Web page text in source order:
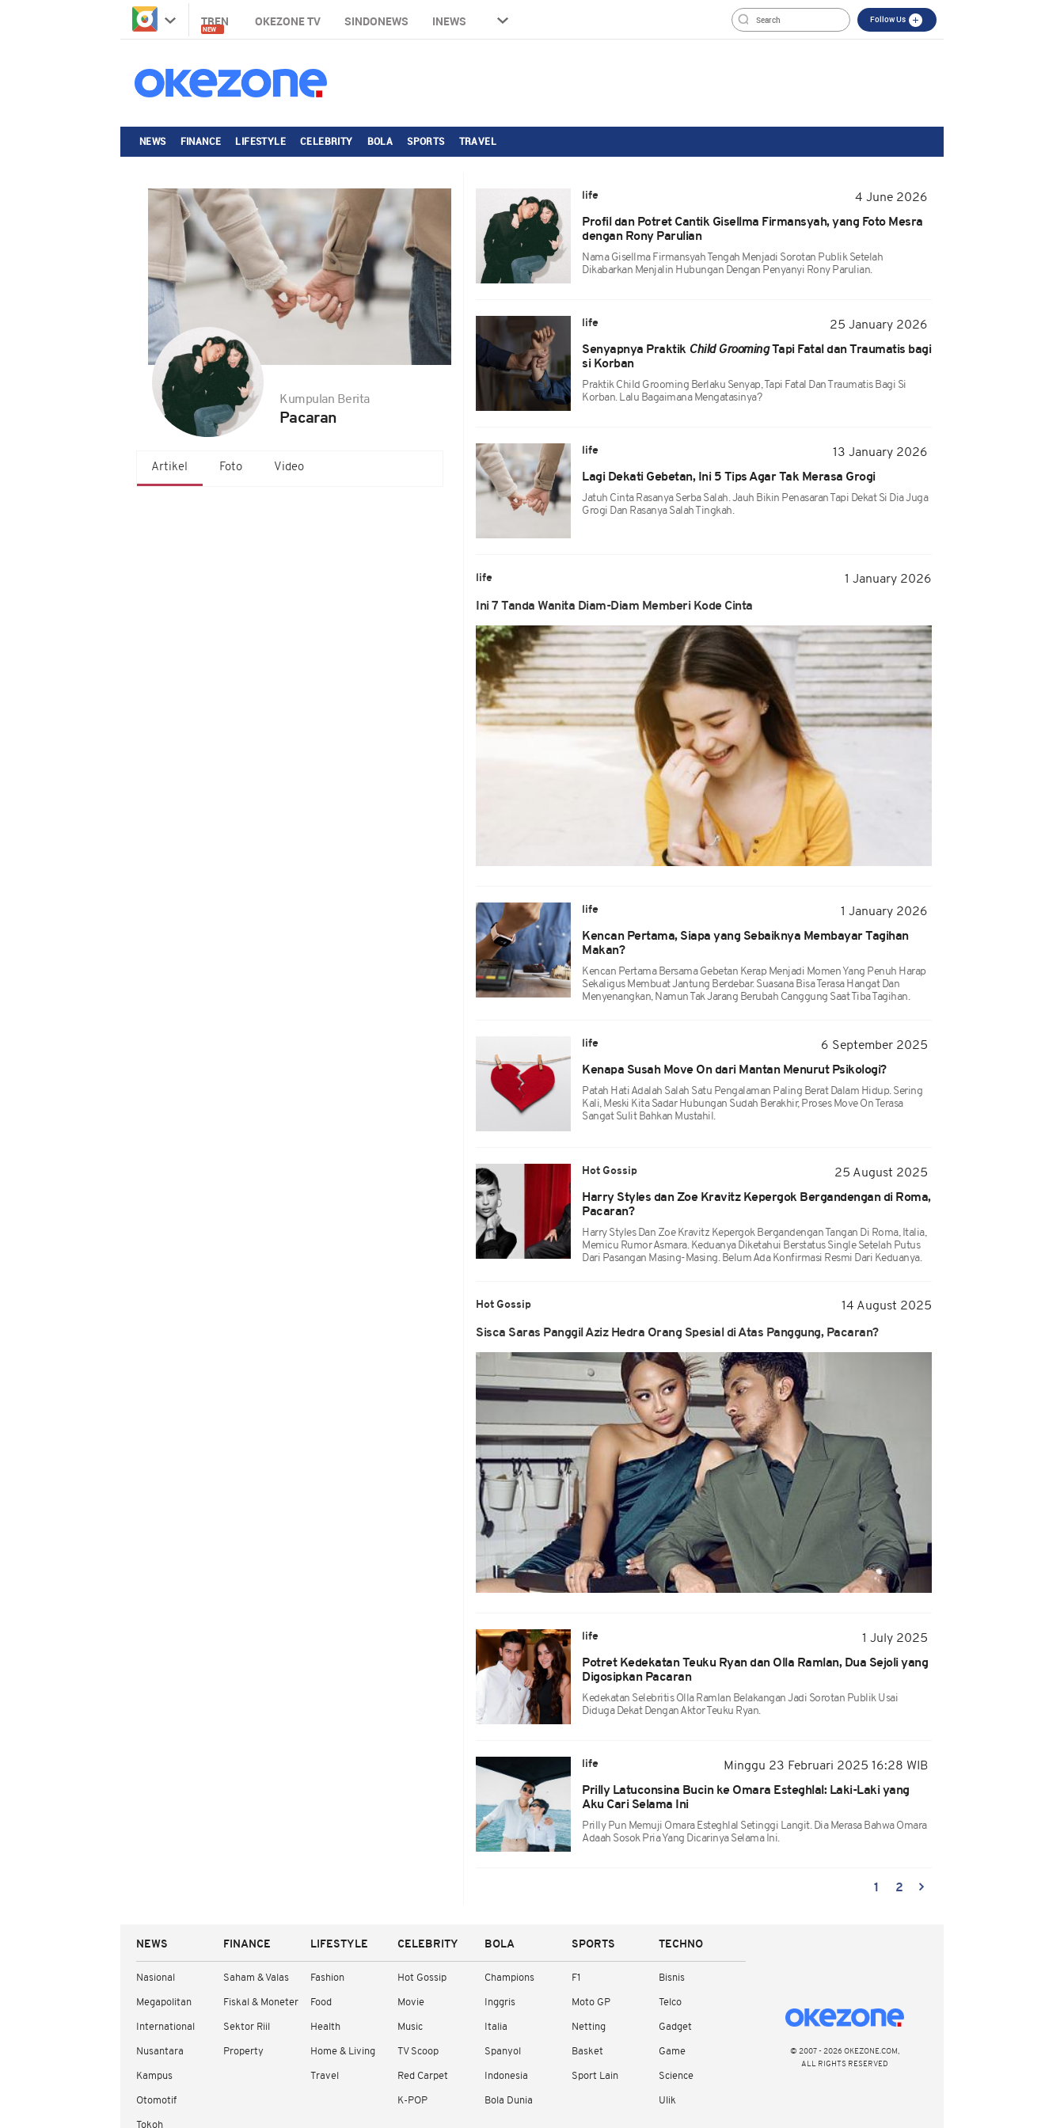
TREN
NEW
OKEZONE TV SINDONEWS INEWS Follow Us
NEWS FINANCE LIFESTYLE CELEBRITY BOLA SPORTS TRAVEL
Kumpulan Berita
Pacaran
Artikel Foto Video
life
4 June 2026
Profil dan Potret Cantik Gisellma Firmansyah, yang Foto Mesra
dengan Rony Parulian
Nama Gisellma Firmansyah Tengah Menjadi Sorotan Publik Setelah
Dikabarkan Menjalin Hubungan Dengan Penyanyi Rony Parulian.
life
25 January 2026
Senyapnya Praktik Child GroomingTapi Fatal dan Traumatis bagi
si Korban
Praktik Child Grooming Berlaku Senyap, Tapi Fatal Dan Traumatis Bagi Si
Korban. Lalu Bagaimana Mengatasinya?
life
13 January 2026
Lagi Dekati Gebetan, Ini 5 Tips Agar Tak Merasa Grogi
Jatuh Cinta Rasanya Serba Salah. Jauh Bikin Penasaran Tapi Dekat Si Dia Juga
Grogi Dan Rasanya Salah Tingkah.
life 1 January 2026
Ini 7 Tanda Wanita Diam-Diam Memberi Kode Cinta
life
1 January 2026
Kencan Pertama, Siapa yang Sebaiknya Membayar Tagihan
Makan?
Kencan Pertama Bersama Gebetan Kerap Menjadi Momen Yang Penuh Harap
Sekaligus Membuat Jantung Berdebar. Suasana Bisa Terasa Hangat Dan
Menyenangkan, Namun Tak Jarang Berubah Canggung Saat Tiba Tagihan.
life
6 September 2025
Kenapa Susah Move On dari Mantan Menurut Psikologi?
Patah Hati Adalah Salah Satu Pengalaman Paling Berat Dalam Hidup. Sering
Kali, Meski Kita Sadar Hubungan Sudah Berakhir, Proses Move On Terasa
Sangat Sulit Bahkan Mustahil.
Hot Gossip
25 August 2025
Harry Styles dan Zoe Kravitz Kepergok Bergandengan di Roma,
Pacaran?
Harry Styles Dan Zoe Kravitz Kepergok Bergandengan Tangan Di Roma, Italia,
Memicu Rumor Asmara. Keduanya Diketahui Berstatus Single Setelah Putus
Dari Pasangan Masing-Masing. Belum Ada Konfirmasi Resmi Dari Keduanya.
Hot Gossip 14 August 2025
Sisca Saras Panggil Aziz Hedra Orang Spesial di Atas Panggung, Pacaran?
life
1 July 2025
Potret Kedekatan Teuku Ryan dan Olla Ramlan, Dua Sejoli yang
Digosipkan Pacaran
Kedekatan Selebritis Olla Ramlan Belakangan Jadi Sorotan Publik Usai
Diduga Dekat Dengan Aktor Teuku Ryan.
life
Minggu 23 Februari 2025 16:28 WIB
Prilly Latuconsina Bucin ke Omara Esteghlal: Laki-Laki yang
Aku Cari Selama Ini
Prilly Pun Memuji Omara Esteghlal Setinggi Langit. Dia Merasa Bahwa Omara
Adaah Sosok Pria Yang Dicarinya Selama Ini.
1 2
NEWS
Nasional
Megapolitan
International
Nusantara
Kampus
Otomotif
Tokoh
FINANCE
Saham & Valas
Fiskal & Moneter
Sektor Riil
Property
LIFESTYLE
Fashion
Food
Health
Home & Living
Travel
CELEBRITY
Hot Gossip
Movie
Music
TV Scoop
Red Carpet
K-POP
BOLA
Champions
Inggris
Italia
Spanyol
Indonesia
Bola Dunia
SPORTS
F1
Moto GP
Netting
Basket
Sport Lain
TECHNO
Bisnis
Telco
Gadget
Game
Science
Ulik
© 2007 - 2026 OKEZONE.COM,
ALL RIGHTS RESERVED